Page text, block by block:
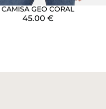
CAMISA GEO CORAL
45.00 €